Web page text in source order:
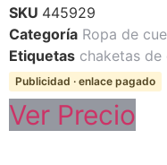
SKU 445929
Categoría Ropa de
Etiquetas chaketas de
Publicidad · enlace pagado
Ver Precio